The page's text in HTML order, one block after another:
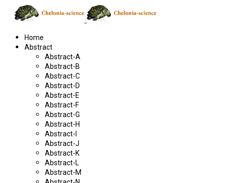
Home
Abstract
Abstract-A
Abstract-B
Abstract-C
Abstract-D
Abstract-E
Abstract-F
Abstract-G
Abstract-H
Abstract-I
Abstract-J
Abstract-K
Abstract-L
Abstract-M